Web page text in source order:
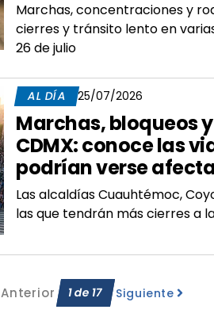
Marchas, concentraciones y
cierres y tránsito lento en
26 de julio
AL DÍA 25/07/2026
Marchas, bloqueos
CDMX: conoce las
podrían verse
Las alcaldías Cuauhtémoc,
las que tendrán más cierres a
Anterior 1de17 Siguiente